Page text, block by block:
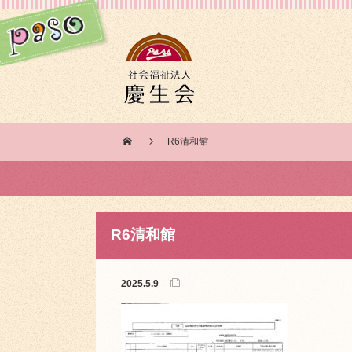
R6清和館
R6清和館
2025.5.9